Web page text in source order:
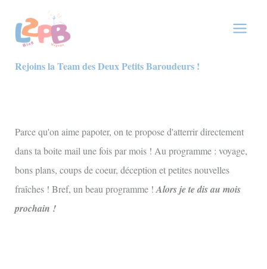
contenu
Rejoins la Team des Deux Petits Baroudeurs !
Parce qu'on aime papoter, on te propose d'atterrir directement
dans ta boite mail une fois par mois ! Au programme : voyage,
bons plans, coups de coeur, déception et petites nouvelles
fraîches ! Bref, un beau programme ! Alors je te dis au mois
prochain !